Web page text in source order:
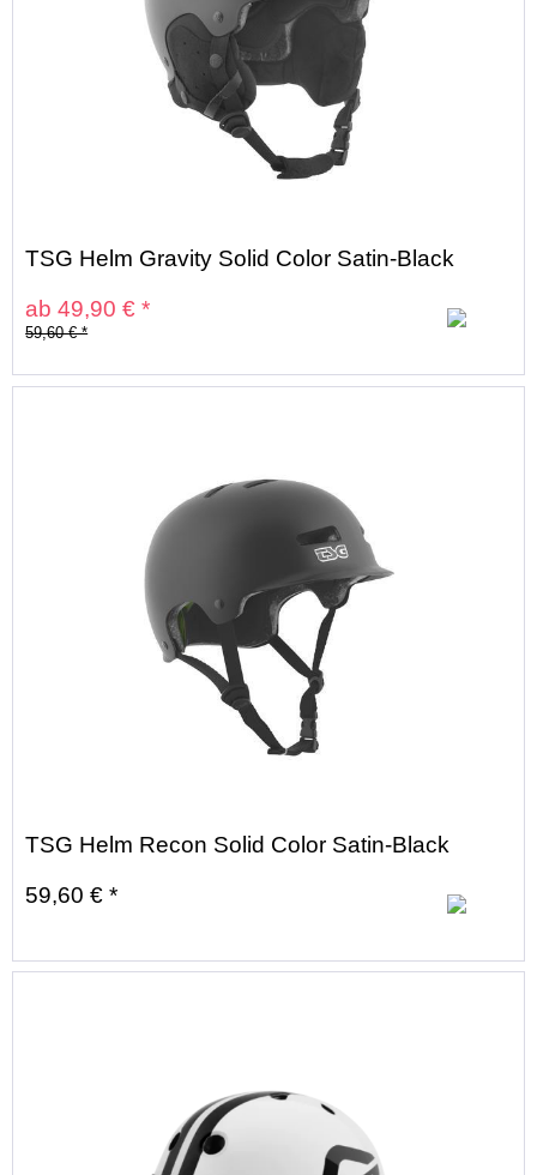
TSG Helm Gravity Solid Color Satin-Black
ab 49,90 € *
59,60 € *
TSG Helm Recon Solid Color Satin-Black
59,60 € *